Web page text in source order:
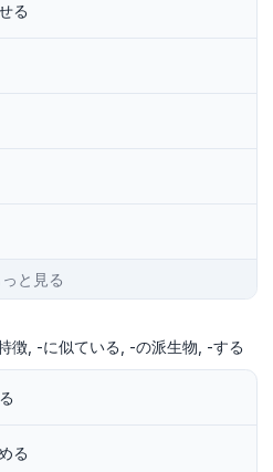
る
っと見る
徴 -に似ている -の派生物 -する
る